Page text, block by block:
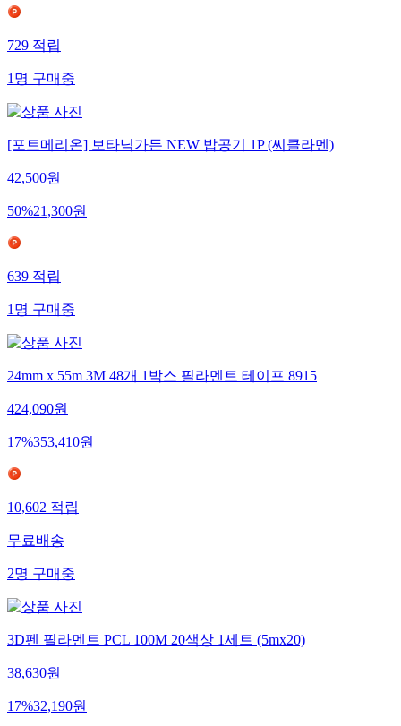
729적립
1명구매중
[포트메리온] 보타닉가든 NEW 밥공기 1P (씨클라멘)
42,500원
50%21,300원
639적립
1명구매중
24mm x 55m 3M 48개 1박스 필라멘트 테이프 8915
424,090원
17%353,410원
10,602적립
무료배송
2명구매중
3D펜 필라멘트 PCL 100M 20색상 1세트 (5mx20)
38,630원
17%32,190원